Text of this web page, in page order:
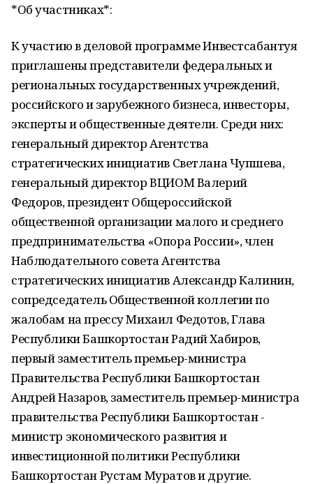
*Об участниках*:
К участию в деловой программе Инвестсабантуя
приглашены представители федеральных и
региональных государственных учреждений,
российского и зарубежного бизнеса, инвесторы,
эксперты и общественные деятели. Среди них:
генеральный директор Агентства
стратегических инициатив Светлана Чупшева,
генеральный директор ВЦИОМ Валерий
Федоров, президент Общероссийской
общественной организации малого и среднего
предпринимательства «Опора России», член
Наблюдательного совета Агентства
стратегических инициатив Александр Калинин,
сопредседатель Общественной коллегии по
жалобам на прессу Михаил Федотов, Глава
Республики Башкортостан Радий Хабиров,
первый заместитель премьер-министра
Правительства Республики Башкортостан
Андрей Назаров, заместитель премьер-министра
правительства Республики Башкортостан -
министр экономического развития и
инвестиционной политики Республики
Башкортостан Рустам Муратов и другие.